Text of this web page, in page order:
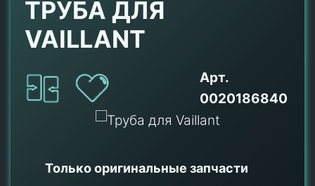
ТРУБА ДЛЯ
VAILLANT
Арт.
0020186840
Только оригинальные запчасти